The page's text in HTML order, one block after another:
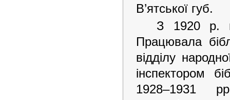
В’ятської губ.
З 1920 р.
Працювала
відділу
інспектором
1928–1931